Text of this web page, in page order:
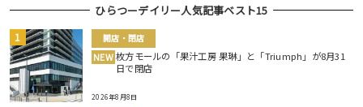
ひらつーデイリー人気記事ベスト15
開店・閉店
NEW 枚方モールの「果汁工房 果琳」と「Triumph」が8月31
日で閉店
2026年8月8日